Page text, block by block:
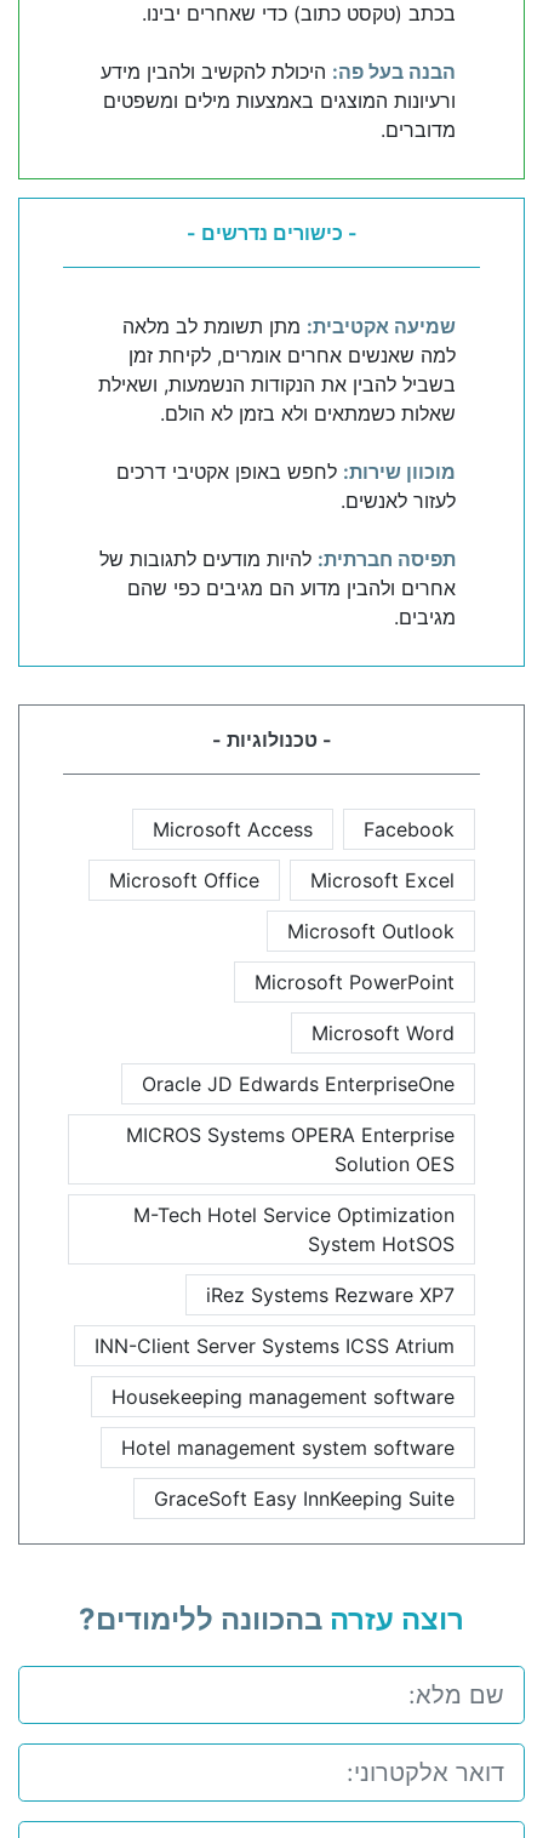
בכתב (טקסט כתוב) כדי שאחרים יבינו.
הבנה בעל פה: היכולת להקשיב ולהבין מידע
ורעיונות המוצגים באמצעות מילים ומשפטים
מדוברים.
- כישורים נדרשים -
שמיעה אקטיבית: מתן תשומת לב מלאה
למה שאנשים אחרים אומרים, לקיחת זמן
בשביל להבין את הנקודות הנשמעות, ושאילת
שאלות כשמתאים ולא בזמן לא הולם.
מוכוון שירות: לחפש באופן אקטיבי דרכים
לעזור לאנשים.
תפיסה חברתית: להיות מודעים לתגובות של
אחרים ולהבין מדוע הם מגיבים כפי שהם
מגיבים.
- טכנולוגיות -
Facebook
Microsoft Access
Microsoft Excel
Microsoft Office
Microsoft Outlook
Microsoft PowerPoint
Microsoft Word
Oracle JD Edwards EnterpriseOne
MICROS Systems OPERA Enterprise
Solution OES
M-Tech Hotel Service Optimization
System HotSOS
iRez Systems Rezware XP7
INN-Client Server Systems ICSS Atrium
Housekeeping management software
Hotel management system software
GraceSoft Easy InnKeeping Suite
רוצה עזרה בהכוונה ללימודים?